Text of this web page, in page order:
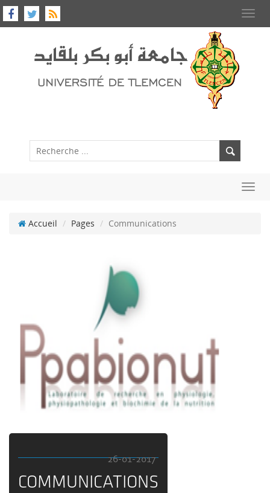
Accueil Pages Communications
26-01-2017
COMMUNICATIONS